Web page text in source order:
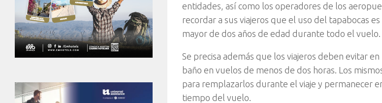
entidades, así como los operadores de los
recordar a sus viajeros que el uso del tapabocas
mayor de dos años de edad durante todo el vuelo.
Se precisa además que los viajeros deben evitar
baño en vuelos de menos de dos horas. Los
para remplazarlos durante el viaje y permanecer
tiempo del vuelo.